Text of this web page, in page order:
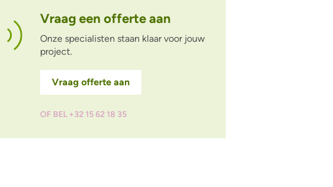
Vraag een offerte aan
Onze specialisten staan klaar voor jouw
project.
Vraag offerte aan
OF BEL +32 15 62 18 35